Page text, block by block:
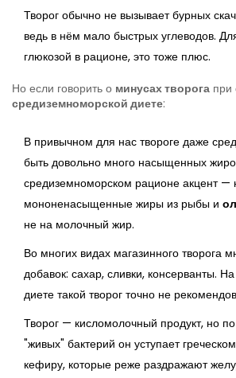
Творог обычно не вызывает бурных
ведь в нём мало быстрых углеводов.
глюкозой в рационе, это тоже плюс.
Но если говорить о минусах творога при
средиземноморской диете:
В привычном для нас твороге даже
быть довольно много насыщенных
средиземноморском рационе акцент —
мононенасыщенные жиры из рыбы и
не на молочный жир.
Во многих видах магазинного творога
добавок: сахар, сливки, консерванты.
диете такой творог точно не
Творог — кисломолочный продукт, но
"живых" бактерий он уступает
кефиру, которые реже раздражают